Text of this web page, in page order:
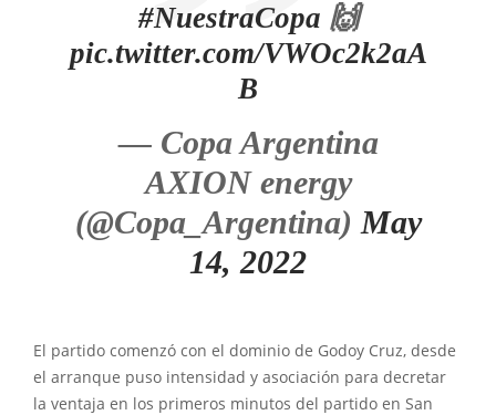
#NuestraCopa 🙌
pic.twitter.com/VWOc2k2aA
B
— Copa Argentina
AXION energy
(@Copa_Argentina) May
14, 2022
El partido comenzó con el dominio de Godoy Cruz, desde
el arranque puso intensidad y asociación para decretar
la ventaja en los primeros minutos del partido en San